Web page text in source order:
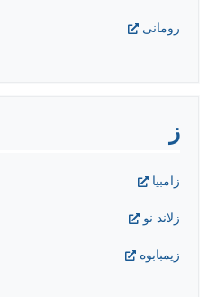
رومانی
ز
زامبیا
زلاند نو
زیمبابوه